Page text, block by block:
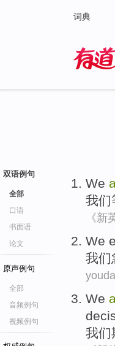
词典
双语例句
全部
口语
书面语
论文
原声例句
全部
音频例句
视频例句
We
我们
《新
We
我们
We
我们